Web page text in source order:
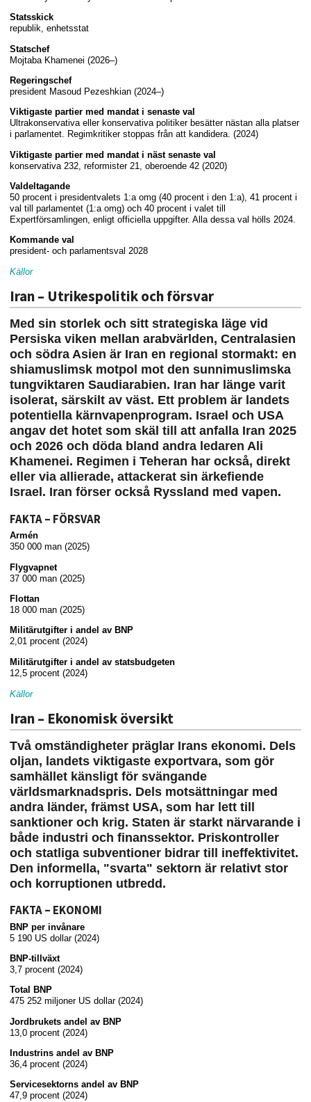
Statsskick
republik, enhetsstat
Statschef
Mojtaba Khamenei (2026–)
Regeringschef
president Masoud Pezeshkian (2024–)
Viktigaste partier med mandat i senaste val
Ultrakonservativa eller konservativa politiker besätter nästan alla platser
i parlamentet. Regimkritiker stoppas från att kandidera. (2024)
Viktigaste partier med mandat i näst senaste val
konservativa 232, reformister 21, oberoende 42 (2020)
Valdeltagande
50 procent i presidentvalets 1:a omg (40 procent i den 1:a), 41 procent i
val till parlamentet (1:a omg) och 40 procent i valet till
Expertförsamlingen, enligt officiella uppgifter. Alla dessa val hölls 2024.
Kommande val
president- och parlamentsval 2028
Källor
Iran – Utrikespolitik och försvar
Med sin storlek och sitt strategiska läge vid
Persiska viken mellan arabvärlden, Centralasien
och södra Asien är Iran en regional stormakt: en
shiamuslimsk motpol mot den sunnimuslim­ska
tungviktaren Saudiarabien. Iran har länge varit
isolerat, särskilt av väst. Ett problem är landets
potentiella kärnvapenprogram. Israel och USA
angav det hotet som skäl till att anfalla Iran 2025
och 2026 och döda bland andra ledaren Ali
Khamenei. Regimen i Teheran har också, direkt
eller via allierade, attackerat sin ärkefiende
Israel. Iran förser också Ryssland med vapen.
FAKTA – FÖRSVAR
Armén
350 000 man (2025)
Flygvapnet
37 000 man (2025)
Flottan
18 000 man (2025)
Militärutgifter i andel av BNP
2,01 procent (2024)
Militärutgifter i andel av statsbudgeten
12,5 procent (2024)
Källor
Iran – Ekonomisk översikt
Två omständigheter präglar Irans ekonomi. Dels
oljan, landets viktigaste exportvara, som gör
samhället känsligt för svängande
världsmarknadspris. Dels motsättningar med
andra länder, främst USA, som har lett till
sanktioner och krig. Staten är starkt närvarande i
både industri och finanssektor. Priskontroller
och statliga subventioner bidrar till ineffektivitet.
Den informella, "svarta" sektorn är relativt stor
och korruptionen utbredd.
FAKTA – EKONOMI
BNP per invånare
5 190 US dollar (2024)
BNP-tillväxt
3,7 procent (2024)
Total BNP
475 252 miljoner US dollar (2024)
Jordbrukets andel av BNP
13,0 procent (2024)
Industrins andel av BNP
36,4 procent (2024)
Servicesektorns andel av BNP
47,9 procent (2024)